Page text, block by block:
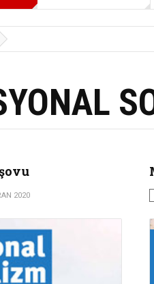
2020